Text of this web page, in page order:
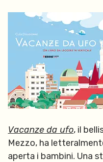
Vacanze da ufo, il
Mezzo, ha
aperta i bambini. Una